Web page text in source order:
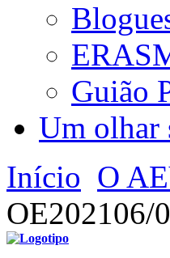
Guião
Um olhar
Início O
OE202106/